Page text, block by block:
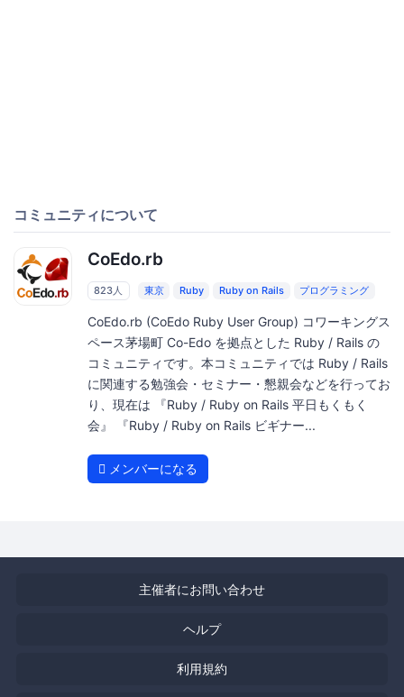
コミュニティについて
CoEdo.rb
823人 東京 Ruby Ruby on Rails プログラミング
CoEdo.rb (CoEdo Ruby User Group) コワーキングス
ペース茅場町 Co-Edo を拠点とした Ruby / Rails の
コミュニティです。本コミュニティでは Ruby / Rails
に関連する勉強会・セミナー・懇親会などを行ってお
り、現在は 『Ruby / Ruby on Rails 平日もくもく
会』 『Ruby / Ruby on Rails ビギナー...
メンバーになる
主催者にお問い合わせ
ヘルプ
利用規約